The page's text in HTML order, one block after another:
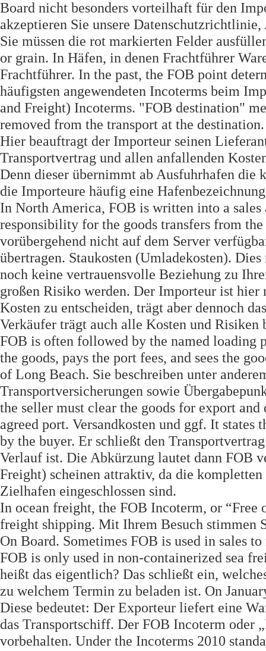
Board nicht besonders vorteilhaft für den
akzeptieren Sie unsere
Sie müssen die rot markierten Felder
or grain. In Häfen, in denen Frachtführer
Frachtführer. In the past, the FOB point
häufigsten angewendeten Incoterms beim
and Freight) Incoterms. "FOB destination"
removed from the transport at the
Hier beauftragt der Importeur seinen
Transportvertrag und allen anfallenden
Denn dieser übernimmt ab Ausfuhrhafen die
die Importeure häufig eine
In North America, FOB is written into a
responsibility for the goods transfers from
vorübergehend nicht auf dem Server
übertragen. Staukosten (Umladekosten).
noch keine vertrauensvolle Beziehung zu
großen Risiko werden. Der Importeur ist hier
Kosten zu entscheiden, trägt aber dennoch
Verkäufer trägt auch alle Kosten und
FOB is often followed by the named loading
the goods, pays the port fees, and sees the
of Long Beach. Sie beschreiben unter
Transportversicherungen sowie
the seller must clear the goods for export
agreed port. Versandkosten und ggf. It states
by the buyer. Er schließt den
Verlauf ist. Die Abkürzung lautet dann FOB
Freight) scheinen attraktiv, da die
Zielhafen eingeschlossen sind.
In ocean freight, the FOB Incoterm, or “Free
freight shipping. Mit Ihrem Besuch stimmen
On Board. Sometimes FOB is used in sales
FOB is only used in non-containerized sea
heißt das eigentlich? Das schließt ein,
zu welchem Termin zu beladen ist. On
Diese bedeutet: Der Exporteur liefert eine
das Transportschiff. Der FOB Incoterm oder
vorbehalten. Under the Incoterms 2010